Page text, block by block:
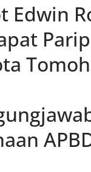
Edwin